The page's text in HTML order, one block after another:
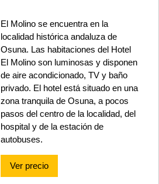
El Molino se encuentra en la
localidad histórica andaluza de
Osuna. Las habitaciones del Hotel
El Molino son luminosas y disponen
de aire acondicionado, TV y baño
privado. El hotel está situado en una
zona tranquila de Osuna, a pocos
pasos del centro de la localidad, del
hospital y de la estación de
autobuses.
Ver precio